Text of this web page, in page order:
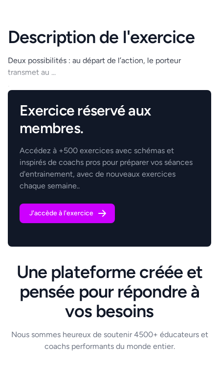
Description de l'exercice
Deux possibilités : au départ de l’action, le porteur
transmet au ...
.
Exercice réservé aux
membres.
Accédez à +500 exercices avec schémas et
inspirés de coachs pros pour préparer vos séances
d'entrainement, avec de nouveaux exercices
chaque semaine..
J'accède à l'exercice
Une plateforme créée et
pensée pour répondre à
vos besoins
Nous sommes heureux de soutenir 4500+ éducateurs et
coachs performants du monde entier.